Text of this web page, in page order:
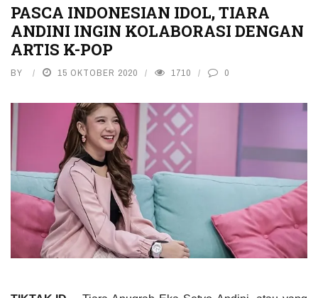
PASCA INDONESIAN IDOL, TIARA
ANDINI INGIN KOLABORASI DENGAN
ARTIS K-POP
BY 15 OKTOBER 2020 1710 0